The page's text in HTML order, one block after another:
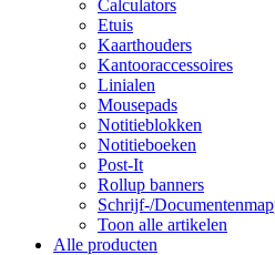
Calculators
Etuis
Kaarthouders
Kantooraccessoires
Linialen
Mousepads
Notitieblokken
Notitieboeken
Post-It
Rollup banners
Schrijf-/
Toon alle artikelen
Alle producten